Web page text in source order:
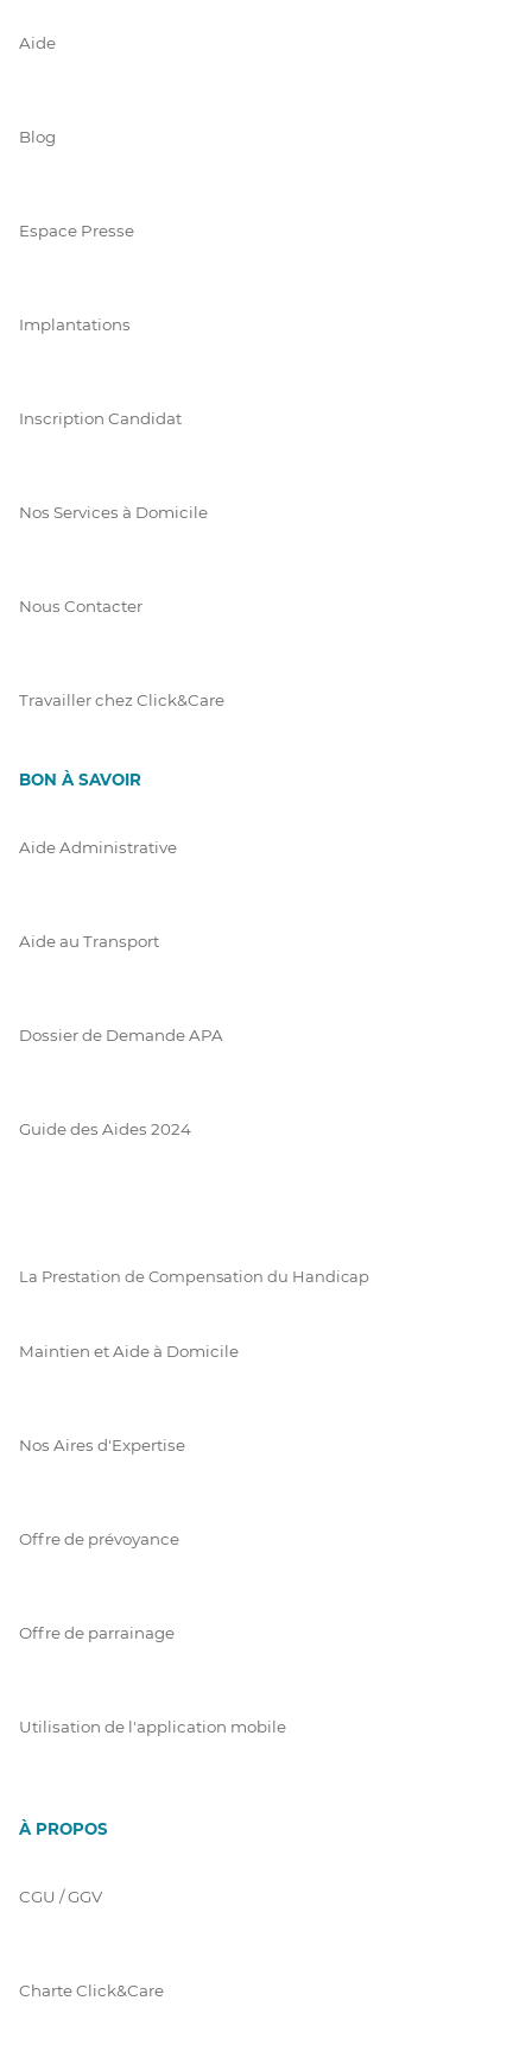
Aide
Blog
Espace Presse
Implantations
Inscription Candidat
Nos Services à Domicile
Nous Contacter
Travailler chez Click&Care
BON À SAVOIR
Aide Administrative
Aide au Transport
Dossier de Demande APA
Guide des Aides 2024
La Prestation de Compensation du Handicap
Maintien et Aide à Domicile
Nos Aires d'Expertise
Offre de prévoyance
Offre de parrainage
Utilisation de l'application mobile
À PROPOS
CGU / GGV
Charte Click&Care